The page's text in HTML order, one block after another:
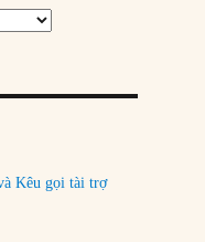
Kêu gọi tài trợ